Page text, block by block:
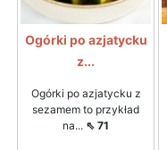
Ogórki po azjatycku
z...
Ogórki po azjatycku z
sezamem to przykład
na... ⇖ 71